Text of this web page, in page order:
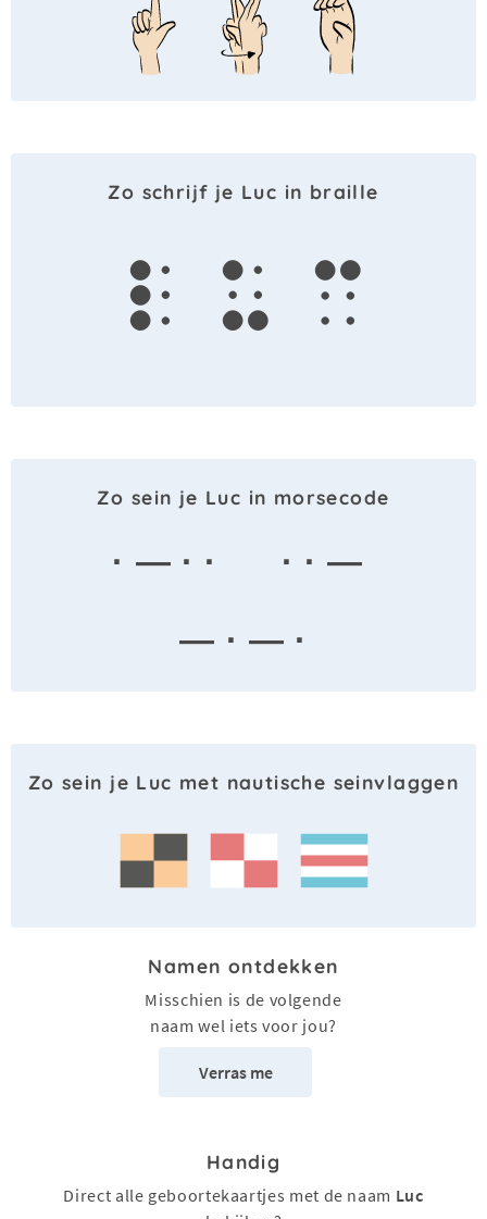
Zo schrijf je Luc in braille
l u c
Zo sein je Luc in morsecode
· — · ·
· · —
— · — ·
Zo sein je Luc met nautische seinvlaggen
Namen ontdekken
Misschien is de volgende
naam wel iets voor jou?
Verras me
Handig
Direct alle geboortekaartjes met de naam Luc